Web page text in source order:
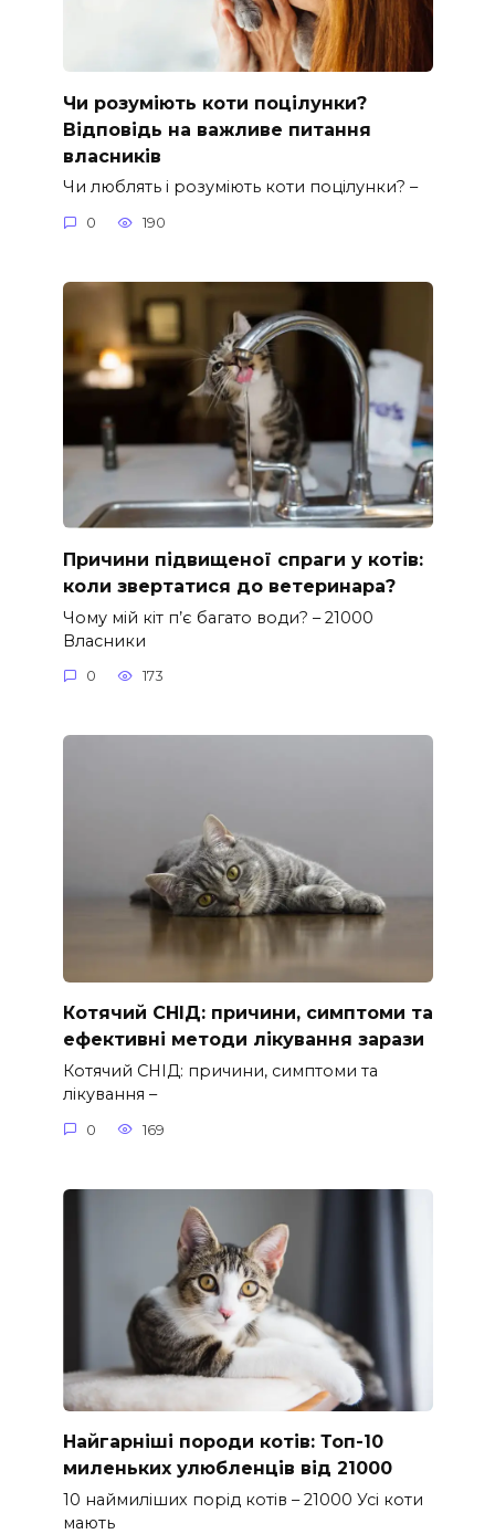
Чи розуміють коти поцілунки?
Відповідь на важливе питання
власників
Чи люблять і розуміють коти поцілунки? –
0 190
Причини підвищеної спраги у котів:
коли звертатися до ветеринара?
Чому мій кіт п’є багато води? – 21000
Власники
0 173
Котячий СНІД: причини, симптоми та
ефективні методи лікування зарази
Котячий СНІД: причини, симптоми та
лікування –
0 169
Найгарніші породи котів: Топ-10
миленьких улюбленців від 21000
10 наймиліших порід котів – 21000 Усі коти
мають